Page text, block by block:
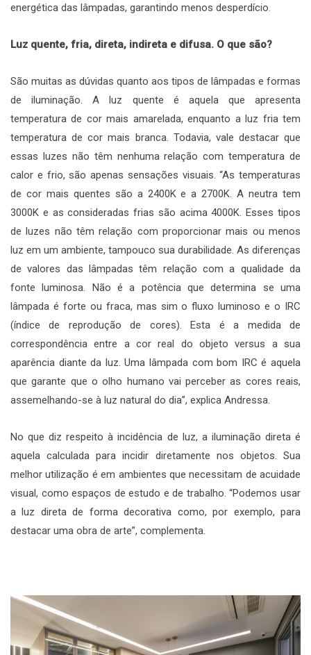
energética das lâmpadas, garantindo menos desperdício.
Luz quente, fria, direta, indireta e difusa. O que são?
São muitas as dúvidas quanto aos tipos de lâmpadas e formas
de iluminação. A luz quente é aquela que apresenta
temperatura de cor mais amarelada, enquanto a luz fria tem
temperatura de cor mais branca. Todavia, vale destacar que
essas luzes não têm nenhuma relação com temperatura de
calor e frio, são apenas sensações visuais. “As temperaturas
de cor mais quentes são a 2400K e a 2700K. A neutra tem
3000K e as consideradas frias são acima 4000K. Esses tipos
de luzes não têm relação com proporcionar mais ou menos
luz em um ambiente, tampouco sua durabilidade. As diferenças
de valores das lâmpadas têm relação com a qualidade da
fonte luminosa. Não é a potência que determina se uma
lâmpada é forte ou fraca, mas sim o fluxo luminoso e o IRC
(índice de reprodução de cores). Esta é a medida de
correspondência entre a cor real do objeto versus a sua
aparência diante da luz. Uma lâmpada com bom IRC é aquela
que garante que o olho humano vai perceber as cores reais,
assemelhando-se à luz natural do dia”, explica Andressa.
No que diz respeito à incidência de luz, a iluminação direta é
aquela calculada para incidir diretamente nos objetos. Sua
melhor utilização é em ambientes que necessitam de acuidade
visual, como espaços de estudo e de trabalho. “Podemos usar
a luz direta de forma decorativa como, por exemplo, para
destacar uma obra de arte”, complementa.